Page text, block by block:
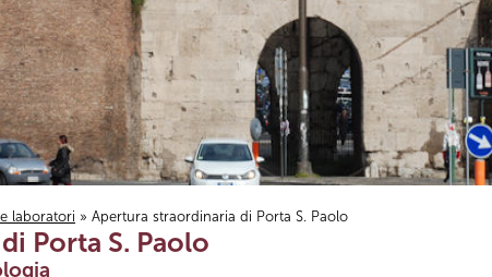
laboratori » Apertura straordinaria di Porta S. Paolo
Porta S. Paolo